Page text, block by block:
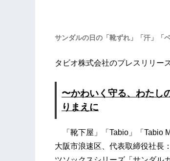
サンダルの日の「靴ずれ」「汗」「
タビオ株式会社のプレスリリー
〜かわいく守る、わたし
りまえに
「靴下屋」「Tabio」「Tabio
大阪市浪速区、代表取締役社長